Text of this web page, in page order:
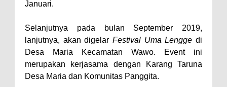
Jalan Daerah 2026 dan
Persiapan DAK 2027 ke BPJN
NTB
Wali Kota Tekankan Disiplin ASN
Januari.
Selanjutnya pada bulan September 2019,
lanjutnya, akan digelar Festival Uma Lengge di
Desa Maria Kecamatan Wawo. Event ini
merupakan kerjasama dengan Karang Taruna
Desa Maria dan Komunitas Panggita.